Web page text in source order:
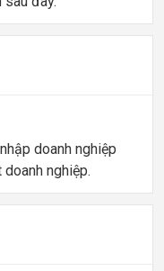
doanh nghiệp
nghiệp.